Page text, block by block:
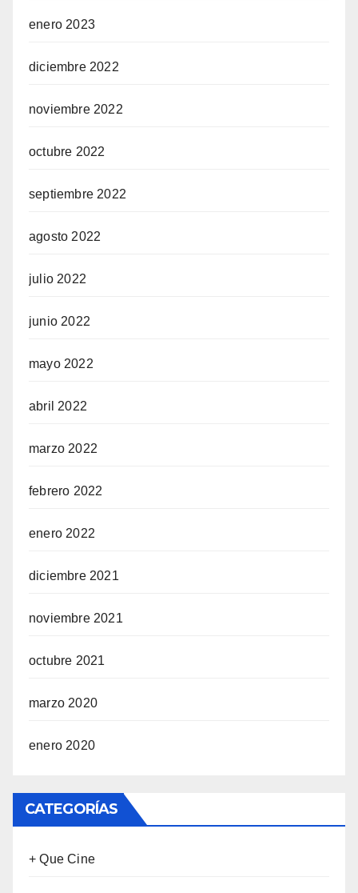
enero 2023
diciembre 2022
noviembre 2022
octubre 2022
septiembre 2022
agosto 2022
julio 2022
junio 2022
mayo 2022
abril 2022
marzo 2022
febrero 2022
enero 2022
diciembre 2021
noviembre 2021
octubre 2021
marzo 2020
enero 2020
CATEGORÍAS
+ Que Cine